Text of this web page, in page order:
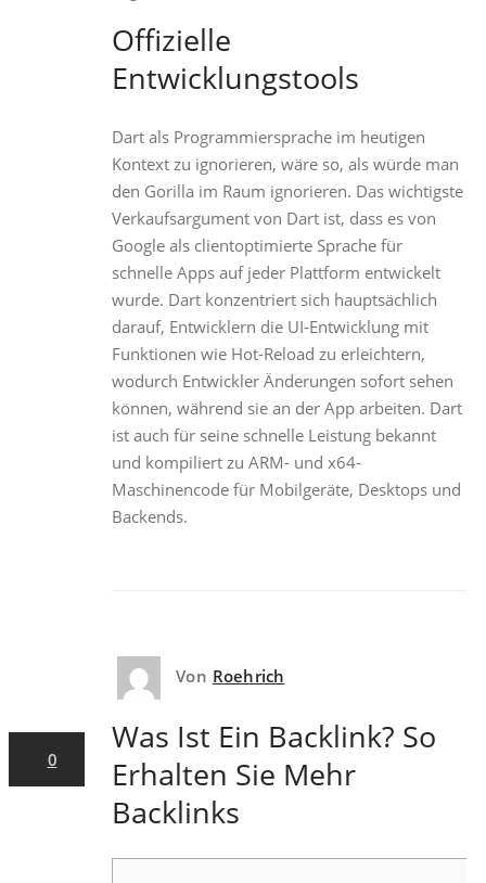
Offizielle
Entwicklungstools
Dart als Programmiersprache im heutigen
Kontext zu ignorieren, wäre so, als würde man
den Gorilla im Raum ignorieren. Das wichtigste
Verkaufsargument von Dart ist, dass es von
Google als clientoptimierte Sprache für
schnelle Apps auf jeder Plattform entwickelt
wurde. Dart konzentriert sich hauptsächlich
darauf, Entwicklern die UI-Entwicklung mit
Funktionen wie Hot-Reload zu erleichtern,
wodurch Entwickler Änderungen sofort sehen
können, während sie an der App arbeiten. Dart
ist auch für seine schnelle Leistung bekannt
und kompiliert zu ARM- und x64-
Maschinencode für Mobilgeräte, Desktops und
Backends.
0
Von Roehrich
Was Ist Ein Backlink? So
Erhalten Sie Mehr
Backlinks